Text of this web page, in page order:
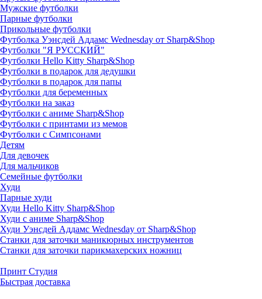
Мужские футболки
Парные футболки
Прикольные футболки
Футболка Уэнсдей Аддамс Wednesday от Sharp&Shop
Футболки "Я РУССКИЙ"
Футболки Hello Kitty Sharp&Shop
Футболки в подарок для дедушки
Футболки в подарок для папы
Футболки для беременных
Футболки на заказ
Футболки с аниме Sharp&Shop
Футболки с принтами из мемов
Футболки с Симпсонами
Детям
Для девочек
Для мальчиков
Семейные футболки
Худи
Парные худи
Худи Hello Kitty Sharp&Shop
Худи с аниме Sharp&Shop
Худи Уэнсдей Аддамс Wednesday от Sharp&Shop
Станки для заточки маникюрных инструментов
Станки для заточки парикмахерских ножниц
Принт Студия
Быстрая доставка